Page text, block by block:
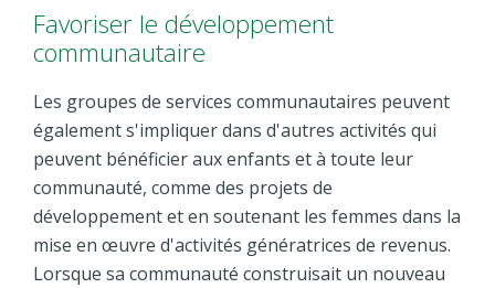
Favoriser le développement
communautaire
Les groupes de services communautaires peuvent
également s'impliquer dans d'autres activités qui
peuvent bénéficier aux enfants et à toute leur
communauté, comme des projets de
développement et en soutenant les femmes dans la
mise en œuvre d'activités génératrices de revenus.
Lorsque sa communauté construisait un nouveau